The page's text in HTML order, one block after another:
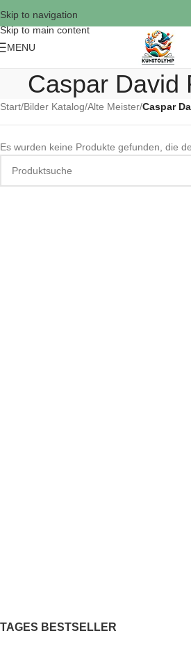
Skip to navigation
Skip to main content
MENU
Caspar David
Start/Bilder Katalog/Alte Meister/Caspar
Es wurden keine Produkte gefunden, die
TAGES BESTSELLER